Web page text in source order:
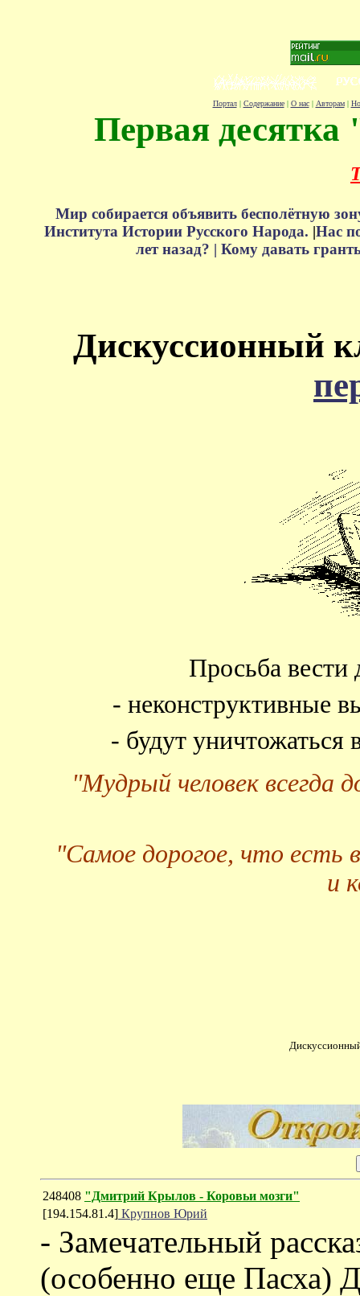
Портал| Содержание| О нас| Авторам|
Первая десятка
Мир собирается объявить бесполётную
Института Истории Русского Народа. |Нас
лет назад? | Кому давать
Дискуссионный
Просьба вести
- неконструктивные
- будут
"Мудрый человек всегда
"Самое дорогое, что есть
и
248408 "Дмитрий Крылов - Коровьи мозги"
[194.154.81.4] Крупнов Юрий
- Замечательный
(особенно еще Пасха)